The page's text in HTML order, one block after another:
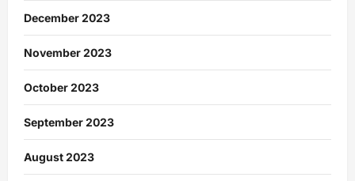
December 2023
November 2023
October 2023
September 2023
August 2023